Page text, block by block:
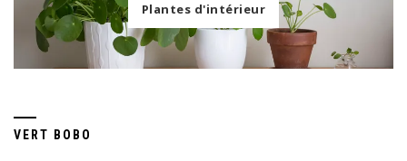
Plantes d'intérieur
VERT BOBO